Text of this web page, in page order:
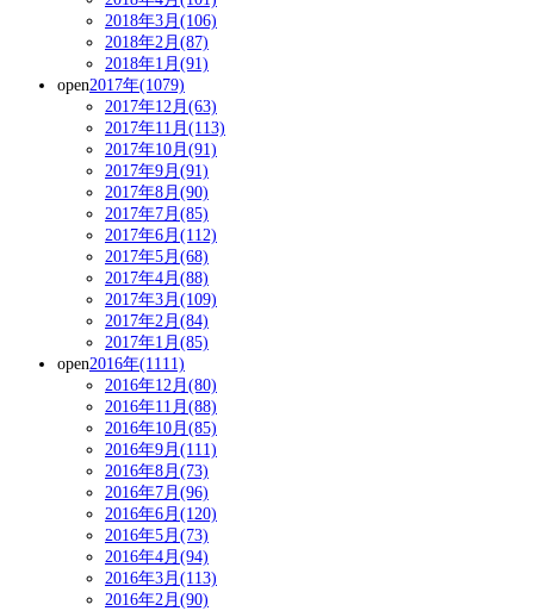
2018年3月(106)
2018年2月(87)
2018年1月(91)
open2017年(1079)
2017年12月(63)
2017年11月(113)
2017年10月(91)
2017年9月(91)
2017年8月(90)
2017年7月(85)
2017年6月(112)
2017年5月(68)
2017年4月(88)
2017年3月(109)
2017年2月(84)
2017年1月(85)
open2016年(1111)
2016年12月(80)
2016年11月(88)
2016年10月(85)
2016年9月(111)
2016年8月(73)
2016年7月(96)
2016年6月(120)
2016年5月(73)
2016年4月(94)
2016年3月(113)
2016年2月(90)